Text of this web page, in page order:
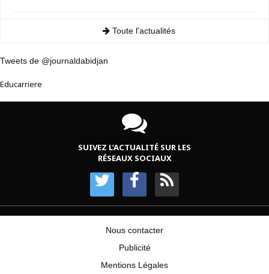
Toute l'actualités
Tweets de @journaldabidjan
Educarriere
SUIVEZ L’ACTUALITÉ SUR LES
RÉSEAUX SOCIAUX
Nous contacter
Publicité
Mentions Légales